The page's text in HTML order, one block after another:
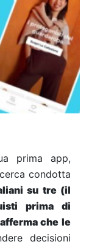
prima app,
condotta
su tre (il
prima di
che le
decisioni